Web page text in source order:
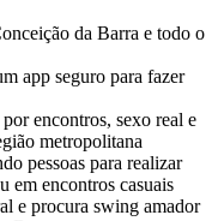
da Barra e todo o
app seguro para fazer
encontros, sexo real e
metropolitana
pessoas para realizar
em encontros casuais
e procura swing amador